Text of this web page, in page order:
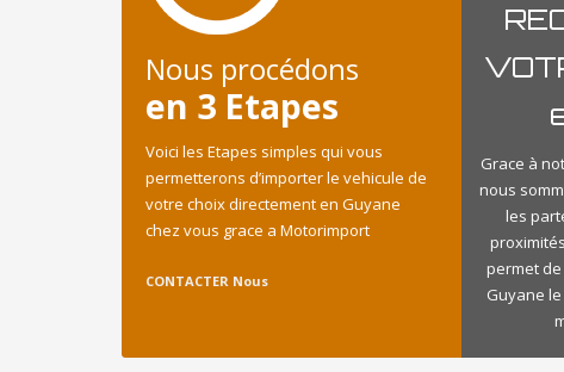
Nous procédons
en 3 Etapes
Voici les Etapes simples qui vous
permetterons d’importer le vehicule de
votre choix directement en Guyane
chez vous grace a Motorimport
CONTACTER Nous
Grace à
nous
les
permet
Guyane